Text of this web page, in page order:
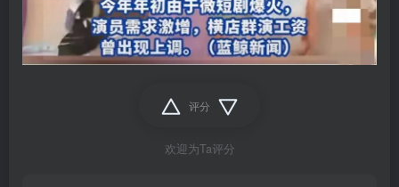
评分
欢迎为Ta评分